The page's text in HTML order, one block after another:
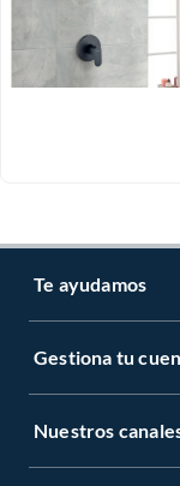
Te ayudamos
LIbro de
Gestiona tu
Mi cuenta
Nuestros